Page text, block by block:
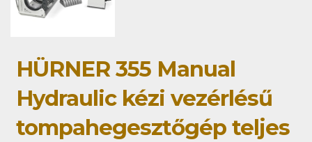
HÜRNER 355 Manual
Hydraulic kézi vezérlésű
tompahegesztőgép teljes